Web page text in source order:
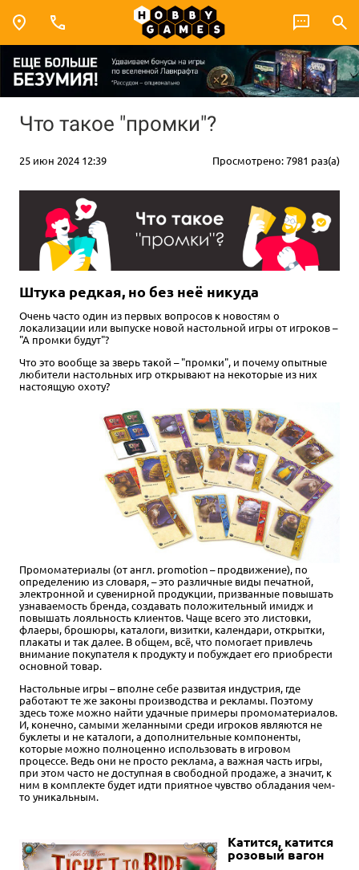
Что такое "промки"?
25 июн 2024 12:39 Просмотрено: 7981 раз(а)
Штука редкая, но без неё никуда
Очень часто один из первых вопросов к новостям о
локализации или выпуске новой настольной игры от игроков –
"А промки будут"?
Что это вообще за зверь такой – "промки", и почему опытные
любители настольных игр открывают на некоторые из них
настоящую охоту?
Промоматериалы (от англ. promotion – продвижение), по
определению из словаря, – это различные виды печатной,
электронной и сувенирной продукции, призванные повышать
узнаваемость бренда, создавать положительный имидж и
повышать лояльность клиентов. Чаще всего это листовки,
флаеры, брошюры, каталоги, визитки, календари, открытки,
плакаты и так далее. В общем, всё, что помогает привлечь
внимание покупателя к продукту и побуждает его приобрести
основной товар.
Настольные игры – вполне себе развитая индустрия, где
работают те же законы производства и рекламы. Поэтому
здесь тоже можно найти удачные примеры промоматериалов.
И, конечно, самыми желанными среди игроков являются не
буклеты и не каталоги, а дополнительные компоненты,
которые можно полноценно использовать в игровом
процессе. Ведь они не просто реклама, а важная часть игры,
при этом часто не доступная в свободной продаже, а значит, к
ним в комплекте будет идти приятное чувство обладания чем-
то уникальным.
Катится, катится
розовый вагон